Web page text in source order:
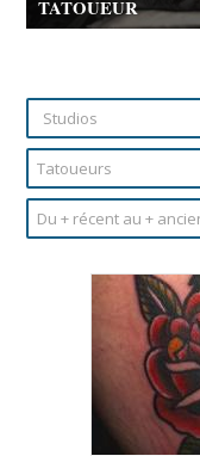
TATOUEUR